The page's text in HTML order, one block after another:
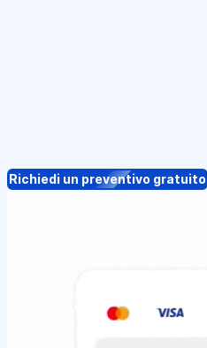
Richiedi un preventivo gratuito